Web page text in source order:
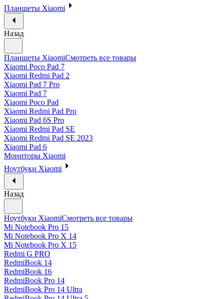
Планшеты Xiaomi
Назад
Планшеты XiaomiСмотреть все товары
Xiaomi Poco Pad 7
Xiaomi Redmi Pad 2
Xiaomi Pad 7 Pro
Xiaomi Pad 7
Xiaomi Poco Pad
Xiaomi Redmi Pad Pro
Xiaomi Pad 6S Pro
Xiaomi Redmi Pad SE
Xiaomi Redmi Pad SE 2023
Xiaomi Pad 6
Мониторы Xiaomi
Ноутбуки Xiaomi
Назад
Ноутбуки XiaomiСмотреть все товары
Mi Notebook Pro 15
Mi Notebook Pro X 14
Mi Notebook Pro X 15
Redmi G PRO
RedmiBook 14
RedmiBook 16
RedmiBook Pro 14
RedmiBook Pro 14 Ultra